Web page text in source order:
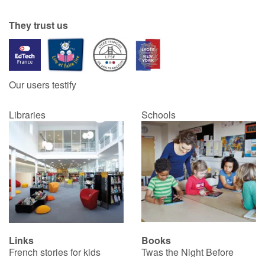
They trust us
Our users testify
Libraries Schools
Links
French stories for kids
Books
Twas the Night Before